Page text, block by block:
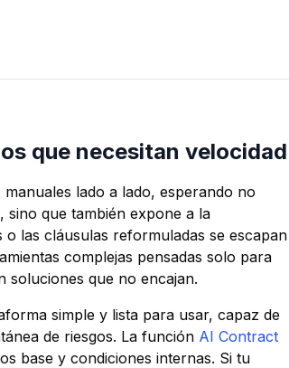
que necesitan velocidad
lado a lado, esperando no
que también expone a la
las cláusulas reformuladas se escapan
complejas pensadas solo para
soluciones que no encajan.
simple y lista para usar, capaz de
de riesgos. La función AI Contract
base y condiciones internas. Si tu